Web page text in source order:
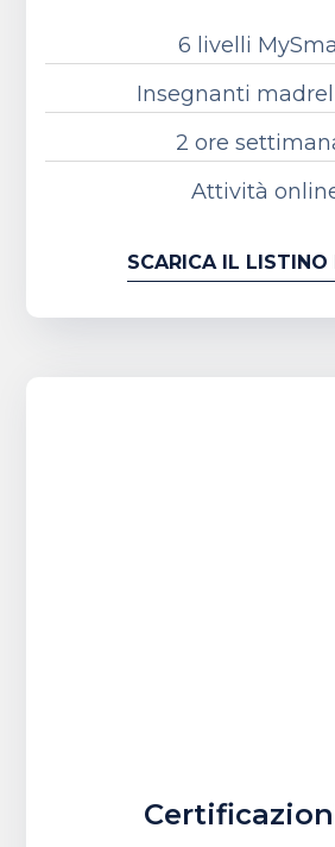
6 livelli
Insegnanti
2 ore
Attività
SCARICA IL LISTINO